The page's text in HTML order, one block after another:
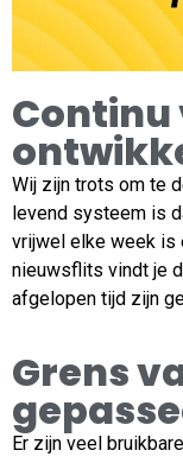
Continu
Wij zijn trots om te
levend systeem is
vrijwel elke week is
nieuwsflits vindt je
afgelopen tijd zijn
Grens
Er zijn veel